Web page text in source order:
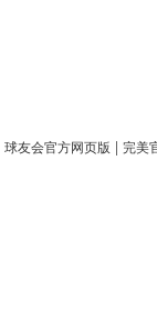
球友会官方网页版 完美